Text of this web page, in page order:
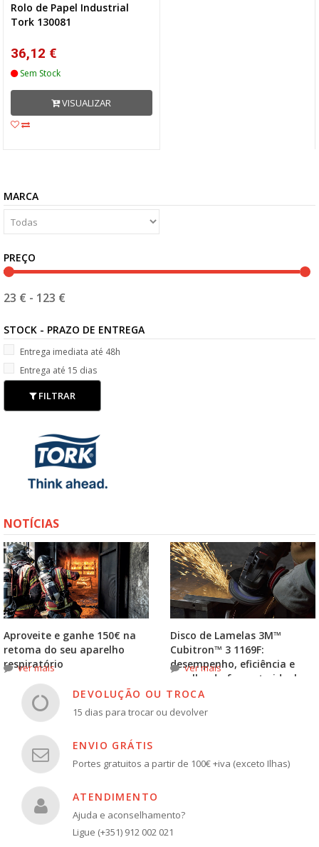
Rolo de Papel Industrial
Tork 130081
36,12 €
Sem Stock
VISUALIZAR
MARCA
PREÇO
23 € - 123 €
STOCK - PRAZO DE ENTREGA
Entrega imediata até 48h
Entrega até 15 dias
FILTRAR
NOTÍCIAS
Aproveite e ganhe 150€ na
retoma do seu aparelho
respiratório
ver mais
Disco de Lamelas 3M™
Cubitron™ 3 1169F:
desempenho, eficiência e
escolha do formato ideal
ver mais
DEVOLUÇÃO OU TROCA
15 dias para trocar ou devolver
ENVIO GRÁTIS
Portes gratuitos a partir de 100€ +iva (exceto Ilhas)
ATENDIMENTO
Ajuda e aconselhamento?
Ligue (+351) 912 002 021